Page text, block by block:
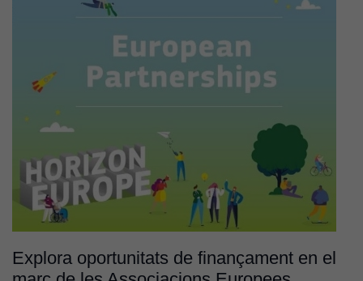
Explora oportunitats de finançament en el
per tal que
puguem
millorar la
web, en
funció de
com aquest
lloc web
s'utilitzi.